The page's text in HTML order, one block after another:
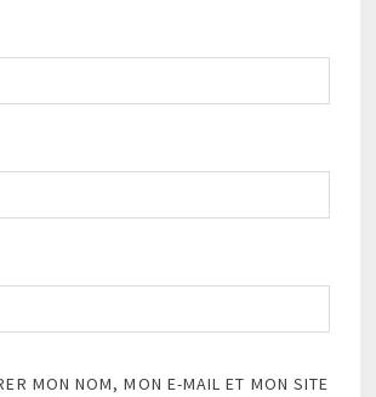
MON NOM, MON E-MAIL ET MON SITE